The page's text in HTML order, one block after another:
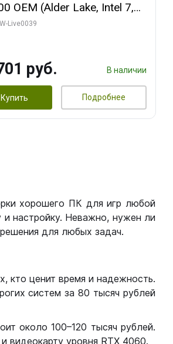
OEM (Alder Lake, Intel 7,
6PC/T12/ 64 ГБ ОЗУ/
Live0039
руб. В наличии
Купить Подробнее
хорошего ПК для игр любой
настройку. Неважно, нужен ли
для любых задач.
кто ценит время и надежность.
систем за 80 тысяч рублей
около 100–120 тысяч рублей.
видеокарту уровня RTX 4060.